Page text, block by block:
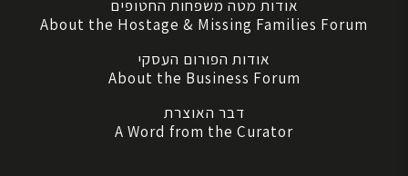
אודות מטה משפחות החטופים
About the Hostage & Missing Families Forum
אודות הפורום העסקי
About the Business Forum
דבר האוצרת
A Word from the Curator